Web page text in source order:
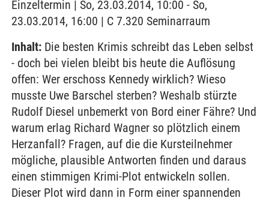
Einzeltermin | So, 23.03.2014, 10:00 - So,
23.03.2014, 16:00 | C 7.320 Seminarraum
Inhalt: Die besten Krimis schreibt das Leben selbst
- doch bei vielen bleibt bis heute die Auflösung
offen: Wer erschoss Kennedy wirklich? Wieso
musste Uwe Barschel sterben? Weshalb stürzte
Rudolf Diesel unbemerkt von Bord einer Fähre? Und
warum erlag Richard Wagner so plötzlich einem
Herzanfall? Fragen, auf die die Kursteilnehmer
mögliche, plausible Antworten finden und daraus
einen stimmigen Krimi-Plot entwickeln sollen.
Dieser Plot wird dann in Form einer spannenden